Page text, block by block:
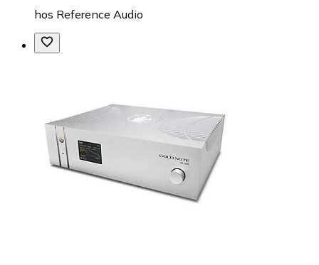
hos Reference Audio